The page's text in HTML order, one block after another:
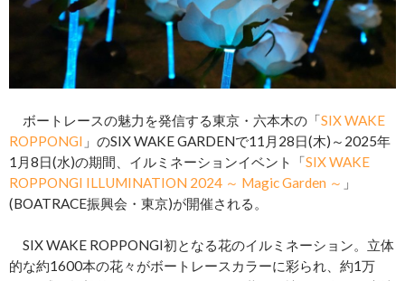
ボートレースの魅力を発信する東京・六本木の「SIX WAKE
ROPPONGI 」のSIX WAKE GARDENで11月28日(木)～2025年
1月8日(水)の期間、イルミネーションイベント「SIX WAKE
ROPPONGI ILLUMINATION 2024 ～ Magic Garden ～ 」
(BOATRACE振興会・東京)が開催される。
SIX WAKE ROPPONGI初となる花のイルミネーション。立体
的な約1600本の花々がボートレースカラーに彩られ、約1万